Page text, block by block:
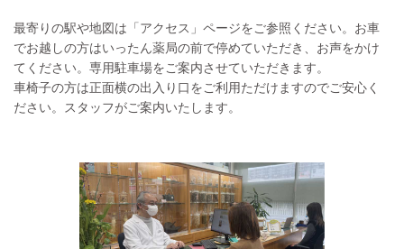
最寄りの駅や地図は 「アクセス」 ページをご参照ください。お車
でお越しの方はいったん薬局の前で停めていただき、お声をかけ
てください。専用駐車場をご案内させていただきます。
車椅子の方は正面横の出入り口をご利用ただけますのでご安心く
ださい。スタッフがご案内いたします。